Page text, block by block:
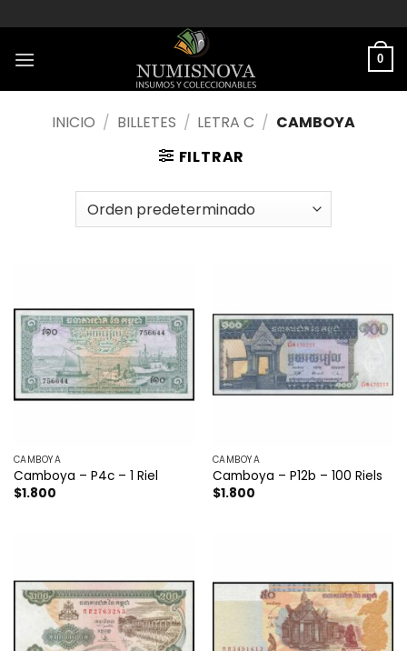
al
contenido
0
INICIO / BILLETES / LETRA C / CAMBOYA
FILTRAR
CAMBOYA
Camboya – P4c – 1 Riel
$1.800
CAMBOYA
Camboya – P12b – 100 Riels
$1.800